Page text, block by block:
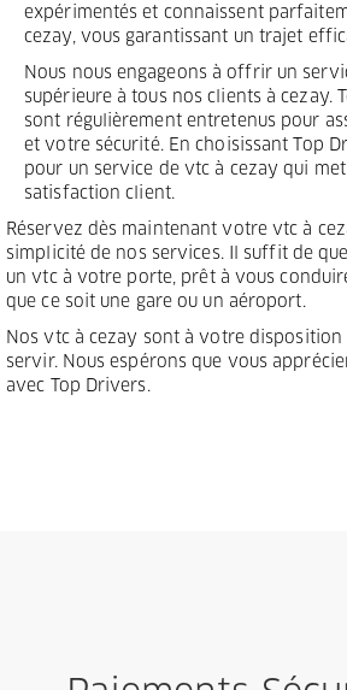
expérimentés et connaissent
cezay, vous garantissant un trajet
Nous nous engageons à offrir un
supérieure à tous nos clients à cezay.
sont régulièrement entretenus pour
et votre sécurité. En choisissant Top
pour un service de vtc à cezay qui
satisfaction client.
Réservez dès maintenant votre vtc à
simplicité de nos services. Il suffit de
un vtc à votre porte, prêt à vous
que ce soit une gare ou un aéroport.
Nos vtc à cezay sont à votre
servir. Nous espérons que vous
avec Top Drivers.